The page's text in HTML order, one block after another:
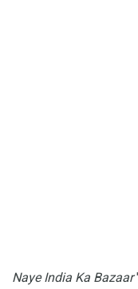
Naye India Ka Bazaar